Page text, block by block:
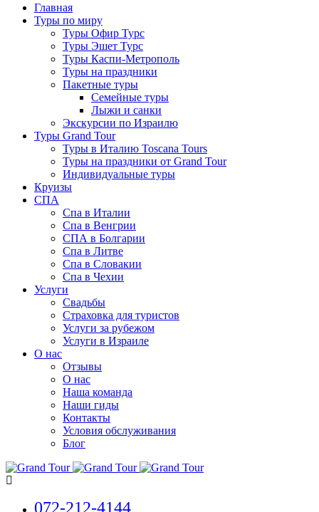
Главная
Туры по миру
Туры Офир Турс
Туры Эшет Турс
Туры Каспи-Метрополь
Туры на праздники
Пакетные туры
Семейные туры
Лыжи и санки
Экскурсии по Израилю
Туры Grand Tour
Туры в Италию Toscana Tours
Туры на праздники от Grand Tour
Индивидуальные туры
Круизы
СПА
Спа в Италии
Спа в Венгрии
СПА в Болгарии
Спа в Литве
Спа в Словакии
Спа в Чехии
Услуги
Свадьбы
Страховка для туристов
Услуги за рубежом
Услуги в Израиле
О нас
Отзывы
О нас
Наша команда
Наши гиды
Контакты
Условия обслуживания
Блог
072-212-4144